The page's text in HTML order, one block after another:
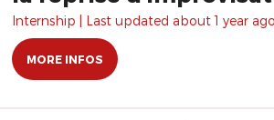
Internship | Last updated about 1 year ago.
MORE INFOS